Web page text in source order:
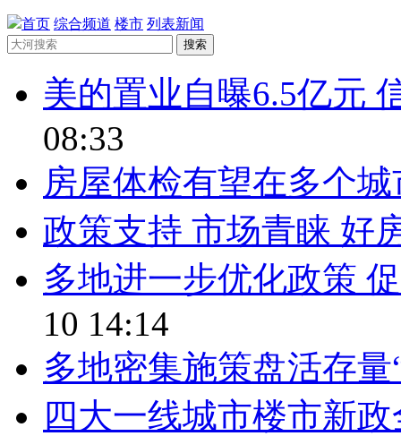
首页 综合频道 楼市 列表新闻
搜索
美的置业自曝6.5亿元
08:33
房屋体检有望在多个
政策支持 市场青睐 好
多地进一步优化政策
10 14:14
多地密集施策盘活存量
四大一线城市楼市新